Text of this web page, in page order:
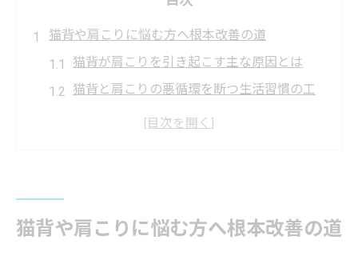
猫背や肩こりに悩む方へ根本改善の道
猫背が肩こりを引き起こす主な原因とは
猫背と肩こりの悪循環を断つ生活習慣の工
ント
猫背や肩こりに悩む方へ根本改善の道